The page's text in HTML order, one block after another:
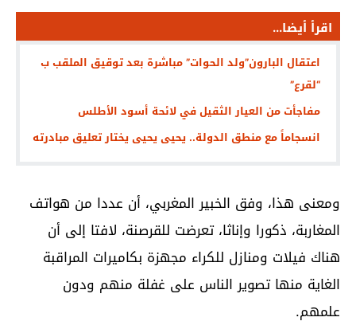
اقرأ أيضا...
اعتقال البارون”ولد الحوات” مباشرة بعد توقيق الملقب ب
“لقرع”
مفاجأت من العيار الثقيل في لائحة أسود الأطلس
انسجاماً مع منطق الدولة.. يحيى يحيى يختار تعليق مبادرته
ومعنى هذا، وفق الخبير المغربي، أن عددا من هواتف
المغاربة، ذكورا وإناثا، تعرضت للقرصنة، لافتا إلى أن
هناك فيلات ومنازل للكراء مجهزة بكاميرات المراقبة
الغاية منها تصوير الناس على غفلة منهم ودون
علمهم.